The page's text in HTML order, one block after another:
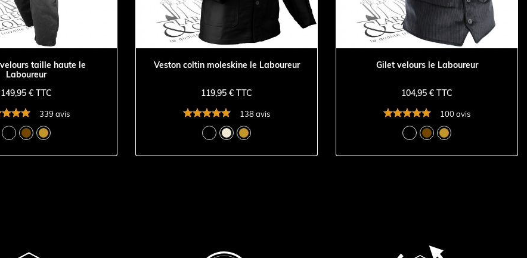
taille haute le
Laboureur
149,95 € TTC
339 avis
Veston coltin moleskine le Laboureur
119,95 € TTC
138 avis
Gilet velours le Laboureur
104,95 € TTC
100 avis